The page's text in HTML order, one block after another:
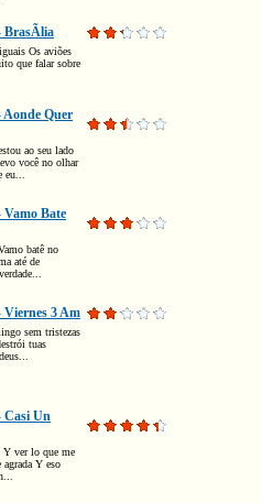
BrasÃ­lia
Os aviões
que falar sobre
Aonde Quer
ao seu lado
você no olhar
Vamo Bate
batê no
até de
Viernes 3 Am
sem tristezas
tuas
Casi Un
Y ver lo que me
Y eso